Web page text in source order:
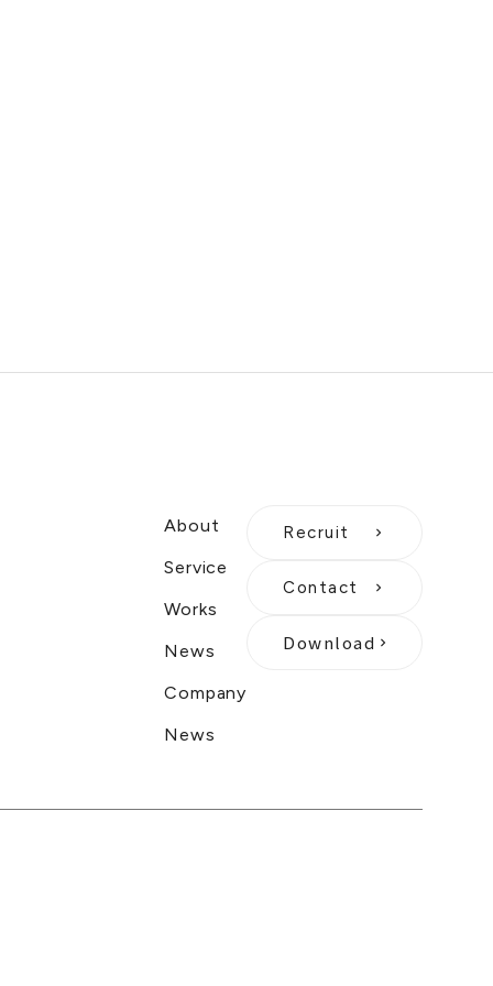
About
Service
Works
News
Company
News
Recruit keyboard_arrow_right
Contact keyboard_arrow_right
Download keyboard_arrow_right